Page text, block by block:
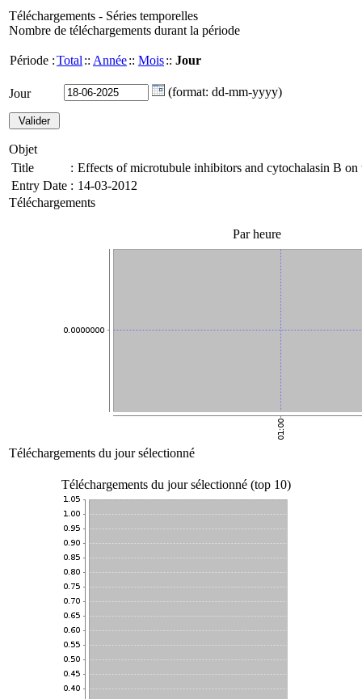
Téléchargements - Séries temporelles
Nombre de téléchargements durant la période
Période :Total :: Année:: Mois:: Jour
Jour (format: dd-mm-yyyy)
Objet
Title
: Effects of microtubule inhibitors and cytochalasin B
Entry Date : 14-03-2012
Téléchargements
Par heure
Téléchargements du jour sélectionné
Téléchargements du jour sélectionné (top 10)